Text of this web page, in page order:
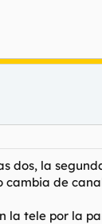
dos, la
cambia de
la tele por la